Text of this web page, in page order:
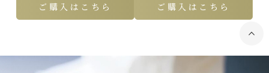
ご購入はこちら ご購入はこちら